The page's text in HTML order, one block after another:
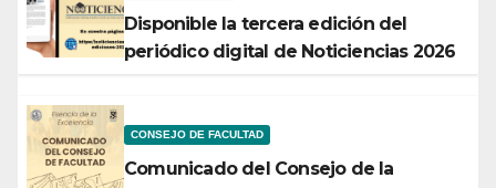
Disponible la tercera edición del
periódico digital de Noticiencias 2026
CONSEJO DE FACULTAD
Comunicado del Consejo de la